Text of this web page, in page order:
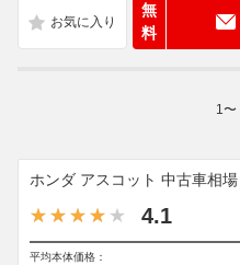
無
料
1 〜
ホンダ アスコット 中古車相場
4.1
平均本体価格：